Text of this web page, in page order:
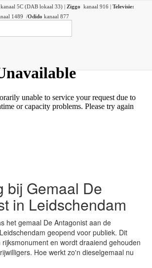
kanaal 5C (DAB lokaal 33) | Ziggo kanaal 916 | Televisie:
1489 /Odido kanaal 877
bij Gemaal De
in Leidschendam
het gemaal De Antagonist aan de
geopend voor publiek. Dit
en wordt draaiend gehouden
Hoe werkt zo'n dieselgemaal nu